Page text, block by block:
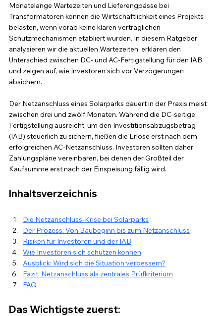
Monatelange Wartezeiten und Lieferengpässe bei
Transformatoren können die Wirtschaftlichkeit eines Projekts
belasten, wenn vorab keine klaren vertraglichen
Schutzmechanismen etabliert wurden. In diesem Ratgeber
analysieren wir die aktuellen Wartezeiten, erklären den
Unterschied zwischen DC- und AC-Fertigstellung für den IAB
und zeigen auf, wie Investoren sich vor Verzögerungen
absichern.
Der Netzanschluss eines Solarparks dauert in der Praxis meist
zwischen drei und zwölf Monaten. Während die DC-seitige
Fertigstellung ausreicht, um den Investitionsabzugsbetrag
(IAB) steuerlich zu sichern, fließen die Erlöse erst nach dem
erfolgreichen AC-Netzanschluss. Investoren sollten daher
Zahlungspläne vereinbaren, bei denen der Großteil der
Kaufsumme erst nach der Einspeisung fällig wird.
Inhaltsverzeichnis
Die Netzanschluss-Krise bei Solarparks
Der Prozess: Von Baubeginn bis zum Netzanschluss
Risiken für Investoren und der IAB
Wie Investoren sich schützen können
Ausblick: Wird sich die Situation verbessern?
Fazit: Netzanschluss als zentrales Prüfkriterium
FAQ
Das Wichtigste zuerst: